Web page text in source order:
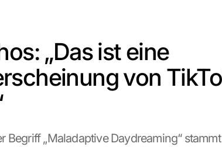
„Das ist eine
von
Begriff „Maladaptive Daydreaming“